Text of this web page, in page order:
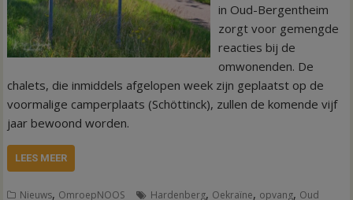
in Oud-Bergentheim
zorgt voor gemengde
reacties bij de
omwonenden. De
chalets, die inmiddels afgelopen week zijn geplaatst op de
voormalige camperplaats (Schöttinck), zullen de komende vijf
jaar bewoond worden.
LEES MEER
Nieuws, OmroepNOOS Hardenberg, Oekraïne, opvang, Oud